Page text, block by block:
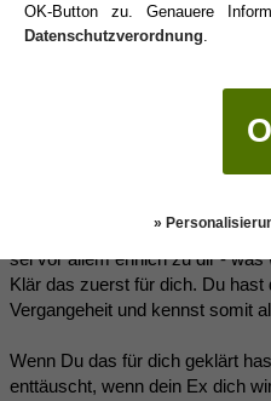
Widder123
Welches sternzeichen hast du?
Hallo Sternennebel;
sei vor allem ehrlich zu dir - was
Klär das zuerst für dich. Du
Vergangeheit und kennst somit
Wenn Du das für dich geklärt
enttäuscht, wenn dein Ex dich
OK-Button zu. Genauere
Datenschutzverordnung
»